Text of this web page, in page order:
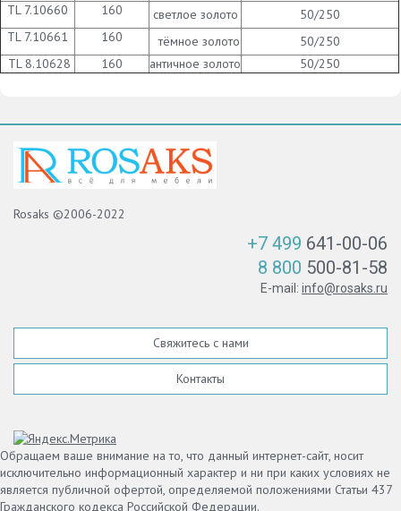
TL 7.10660
160 светлое золото
50/250
TL 7.10661
160 тёмное золото
50/250
TL 8.10628
160 античное золото 50/250
Rosaks ©2006-2022
+7 499 641-00-06
8 800 500-81-58
E-mail: info@rosaks.ru
Свяжитесь с нами
Контакты
Обращаем ваше внимание на то, что данный интернет-сайт, носит
исключительно информационный характер и ни при каких условиях не
является публичной офертой, определяемой положениями Статьи 437
Гражданского кодекса Российской Федерации.